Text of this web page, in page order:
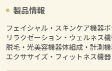
製品情報
フェイシャル・スキンケア機器
リラクゼーション・ウェルネス
脱毛・光美容機器体組成・計測
エクササイズ・フィットネス機器